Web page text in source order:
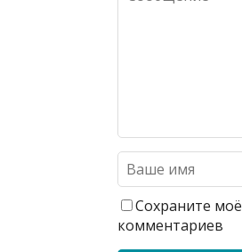
Сохраните
комментариев